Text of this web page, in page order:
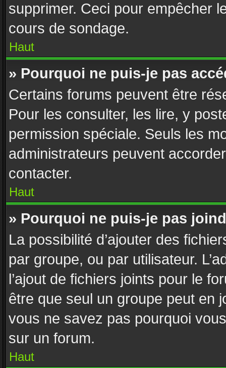
supprimer. Ceci pour empêcher
cours de sondage.
Haut
» Pourquoi ne puis-je pas
Certains forums peuvent être
Pour les consulter, les lire, y
permission spéciale. Seuls les
administrateurs peuvent
contacter.
Haut
» Pourquoi ne puis-je pas
La possibilité d’ajouter des
par groupe, ou par utilisateur.
l’ajout de fichiers joints pour le
être que seul un groupe peut en
vous ne savez pas pourquoi
sur un forum.
Haut